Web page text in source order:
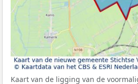
Kaart van de ligging van de